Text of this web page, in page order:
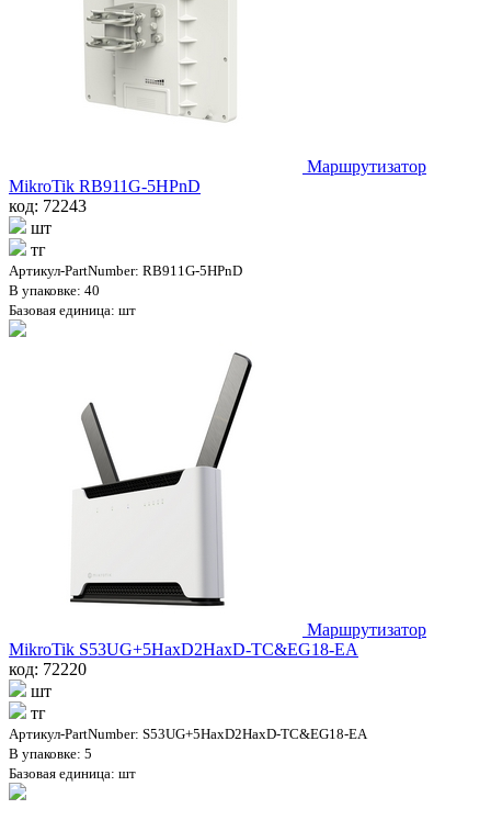
Маршрутизатор
MikroTik RB911G-5HPnD
код: 72243
шт
тг
Артикул-PartNumber: RB911G-5HPnD
В упаковке: 40
Базовая единица: шт
Маршрутизатор
MikroTik S53UG+5HaxD2HaxD-TC&EG18-EA
код: 72220
шт
тг
Артикул-PartNumber: S53UG+5HaxD2HaxD-TC&EG18-EA
В упаковке: 5
Базовая единица: шт